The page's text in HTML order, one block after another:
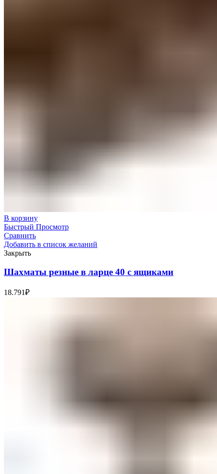
В корзину
Быстрый Просмотр
Сравнить
Добавить в список желаний
Закрыть
Шахматы резные в ларце 40 с ящиками
18.791₽